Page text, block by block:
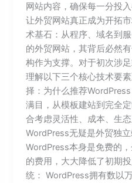
网站内容，确保每一分投
让外贸网站真正成为开拓
术基石：从程序、域名到
的外贸网站，其背后必然
构作为支撑。对于初次涉
理解以下三个核心技术要
择：为什么推荐
满目，从模板建站到完全
合考虑灵活性、成本、生
WordPress无疑是外贸独
WordPress本身是免费的
的费用，大大降低了初期
统： WordPress拥有数以